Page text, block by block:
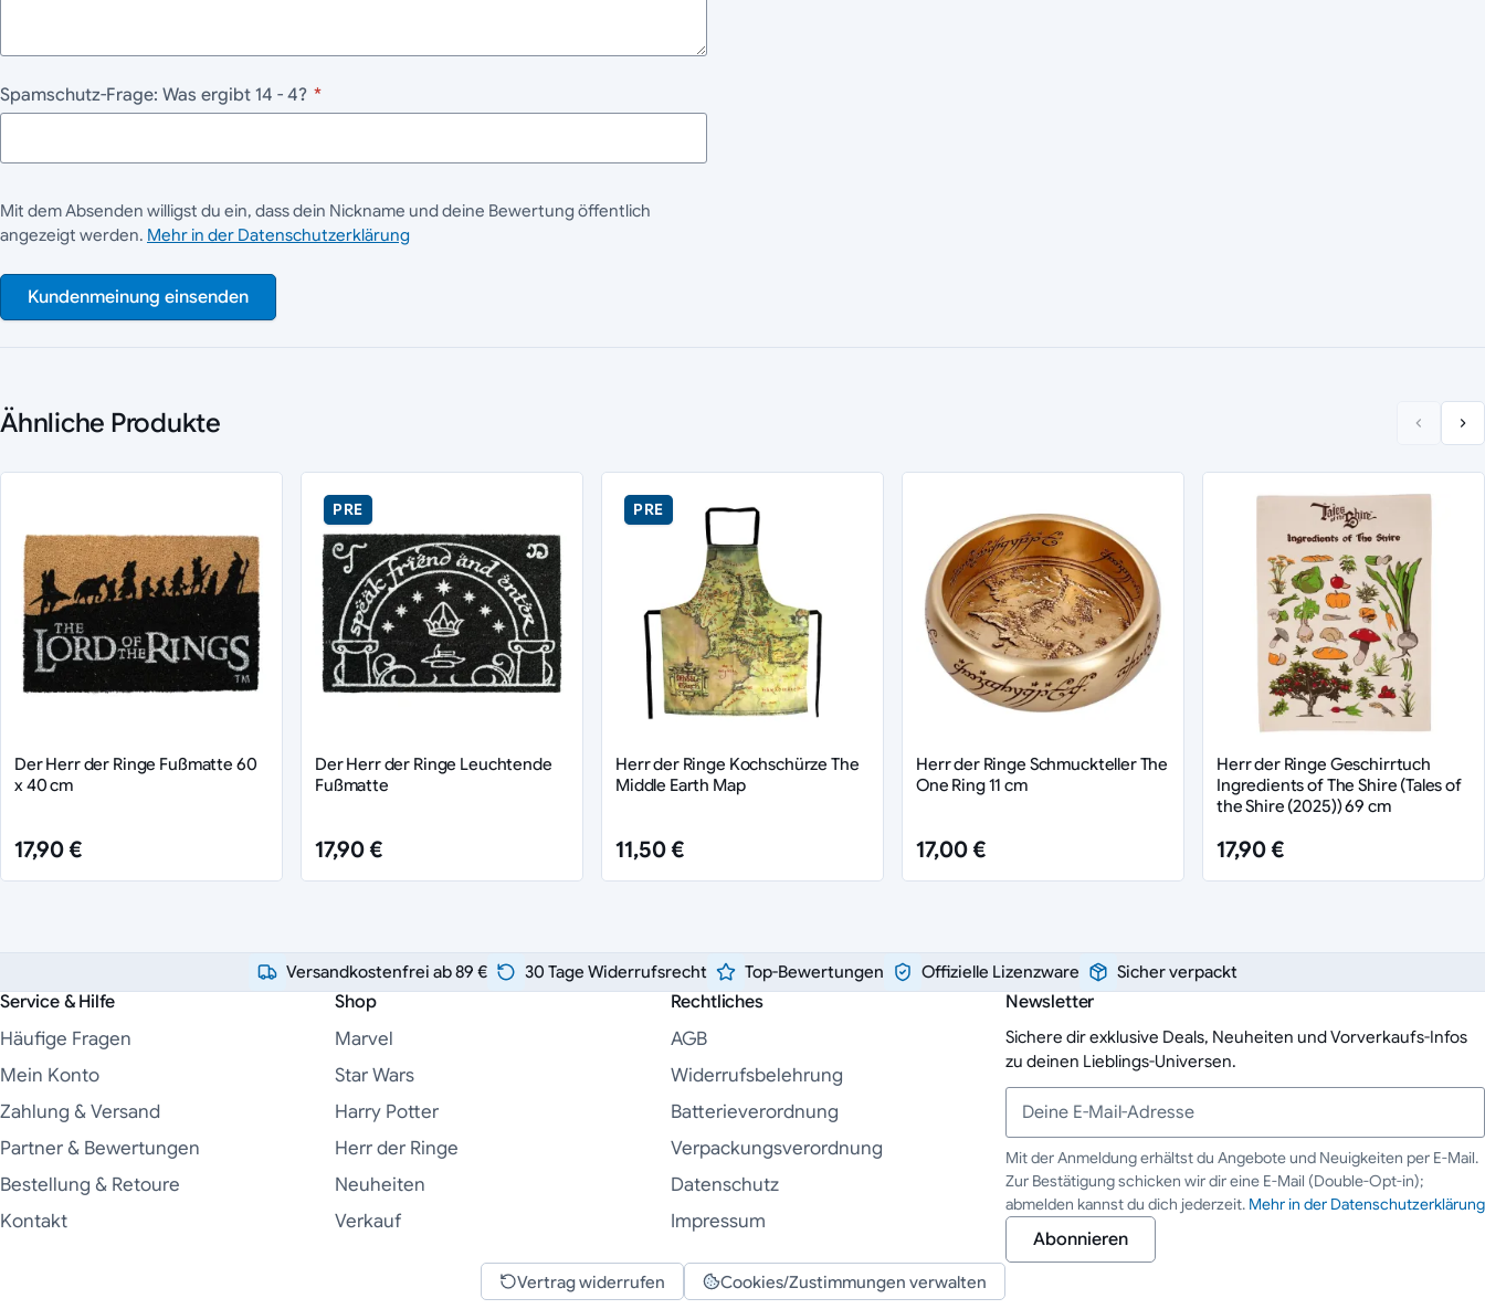
Spamschutz-Frage: Was ergibt 14 - 4? *
Mit dem Absenden willigst du ein, dass dein Nickname und deine Bewertung öffentlich
angezeigt werden. Mehr in der Datenschutzerklärung
Kundenmeinung einsenden
Ähnliche Produkte
Der Herr der Ringe Fußmatte 60
x 40 cm
17,90 €
PRE
Der Herr der Ringe Leuchtende
Fußmatte
17,90 €
PRE
Herr der Ringe Kochschürze The
Middle Earth Map
11,50 €
Herr der Ringe Schmuckteller The
One Ring 11 cm
17,00 €
Herr der Ringe Geschirrtuch
Ingredients of The Shire (Tales of
the Shire (2025)) 69 cm
17,90 €
Versandkostenfrei ab 89 € 30 Tage Widerrufsrecht Top-Bewertungen Offizielle Lizenzware Sicher verpackt
Service & Hilfe
Häufige Fragen
Mein Konto
Zahlung & Versand
Partner & Bewertungen
Bestellung & Retoure
Kontakt
Shop
Marvel
Star Wars
Harry Potter
Herr der Ringe
Neuheiten
Verkauf
Rechtliches
AGB
Widerrufsbelehrung
Batterieverordnung
Verpackungsverordnung
Datenschutz
Impressum
Newsletter
Sichere dir exklusive Deals, Neuheiten und Vorverkaufs-Infos
zu deinen Lieblings-Universen.
Deine E-Mail-Adresse
Mit der Anmeldung erhältst du Angebote und Neuigkeiten per E-Mail.
Zur Bestätigung schicken wir dir eine E-Mail (Double-Opt-in);
abmelden kannst du dich jederzeit. Mehr in der Datenschutzerklärung
Abonnieren
Vertrag widerrufen Cookies/Zustimmungen verwalten